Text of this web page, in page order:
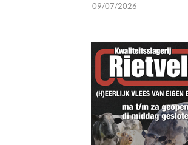
09/07/2026